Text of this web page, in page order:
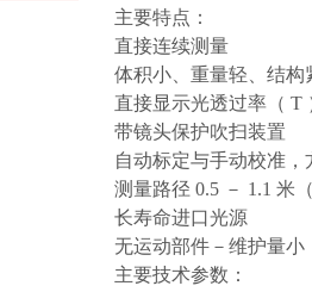
主要特点：
直接连续测量
体积小、重量轻、结构
直接显示光透过率（ T
带镜头保护吹扫装置
自动标定与手动校准，
测量路径 0.5 － 1.1 米
长寿命进口光源
无运动部件－维护量小
主要技术参数：